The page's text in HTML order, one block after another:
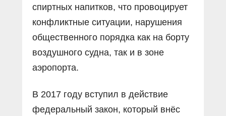
спиртных напитков, что провоцирует
конфликтные ситуации, нарушения
общественного порядка как на борту
воздушного судна, так и в зоне
аэропорта.
В 2017 году вступил в действие
федеральный закон, который внёс